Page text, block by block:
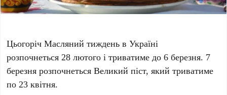
Цьогоріч Масляний тиждень в Україні
розпочнеться 28 лютого і триватиме до 6 березня. 7
березня розпочнеться Великий піст, який триватиме
по 23 квітня.